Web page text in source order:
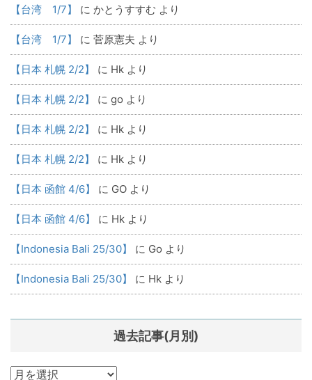
【台湾 1/7】 に かとうすすむ より
【台湾 1/7】 に 菅原憲夫 より
【日本 札幌 2/2】 に Hk より
【日本 札幌 2/2】 に go より
【日本 札幌 2/2】 に Hk より
【日本 札幌 2/2】 に Hk より
【日本 函館 4/6】 に GO より
【日本 函館 4/6】 に Hk より
【Indonesia Bali 25/30】 に Go より
【Indonesia Bali 25/30】 に Hk より
過去記事(月別)
過